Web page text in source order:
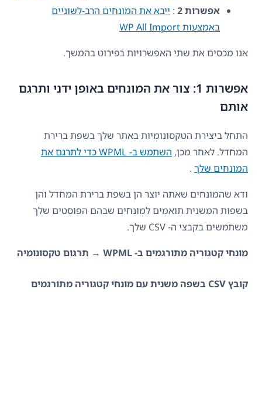
אפשרות 2
: ייבא את המונחים הרב-לשוניים
באמצעות WP All Import
אנו מכסים את שתי האפשרויות בפירוט בהמשך.
אפשרות 1: צור את המונחים באופן ידני ותרגם
אותם
התחל ביצירת הטקסונומיות באתר שלך בשפת ברירת
המחדל. לאחר מכן,
השתמש ב- WPML כדי לתרגם את
המונחים שלך .
ודא שהמונחים שאתה יוצר הן בשפת ברירת המחדל והן
בשפות המשנית תואמים למונחים שבהם הפוסטים שלך
משתמשים בקבצי ה- CSV שלך.
מונחי קטגוריה מתורגמים ב- WPML → תרגום טקסונומיה
קובץ CSV בשפה משנית עם מונחי קטגוריה מתורגמים